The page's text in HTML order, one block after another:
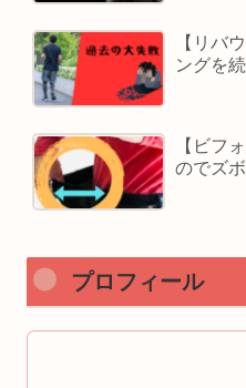
【リバ
ングを
【ビフ
のでズ
プロフィール